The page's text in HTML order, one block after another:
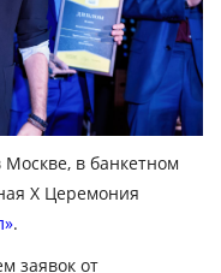
в банкетном
X Церемония
.
заявок от